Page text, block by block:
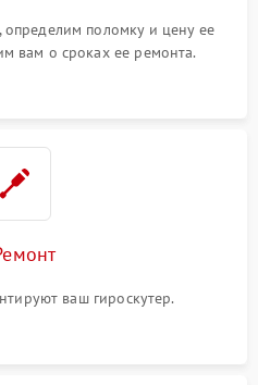
поломку и цену ее
вам о сроках ее ремонта.
ваш гироскутер.